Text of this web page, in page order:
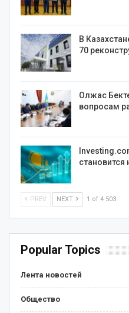
В
70
Олжас
вопросам
PREV NEXT 1 of 4 503
Popular Topics
Лента новостей
Общество